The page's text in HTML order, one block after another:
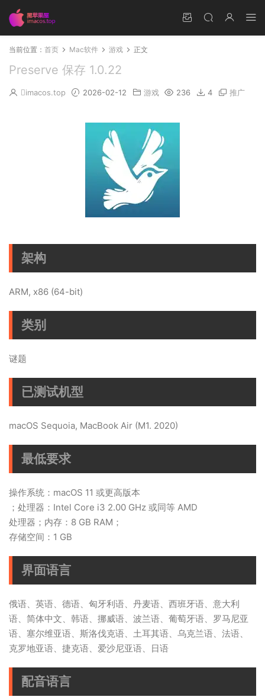
当前位置： 首页 Mac软件 游戏 正文
Preserve 保存 1.0.22
imacos.top 2026-02-12 游戏 236 4 推广
架构
ARM, x86 (64-bit)
类别
谜题
已测试机型
macOS Sequoia, MacBook Air (M1. 2020)
最低要求
操作系统：macOS 11 或更高版本
；处理器：Intel Core i3 2.00 GHz 或同等 AMD
处理器；内存：8 GB RAM；
存储空间：1 GB
界面语言
俄语、英语、德语、匈牙利语、丹麦语、西班牙语、意大利
语、简体中文、韩语、挪威语、波兰语、葡萄牙语、罗马尼亚
语、塞尔维亚语、斯洛伐克语、土耳其语、乌克兰语、法语、
克罗地亚语、捷克语、爱沙尼亚语、日语
配音语言